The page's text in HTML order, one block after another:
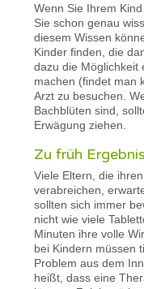
Wenn Sie Ihrem
Sie schon genau
diesem Wissen
Kinder finden, die
dazu die Möglichkeit
machen (findet man
Arzt zu besuchen.
Bachblüten sind,
Erwägung ziehen.
Zu früh
Viele Eltern, die
verabreichen,
sollten sich immer
nicht wie viele
Minuten ihre volle
bei Kindern müssen
Problem aus dem
heißt, dass eine